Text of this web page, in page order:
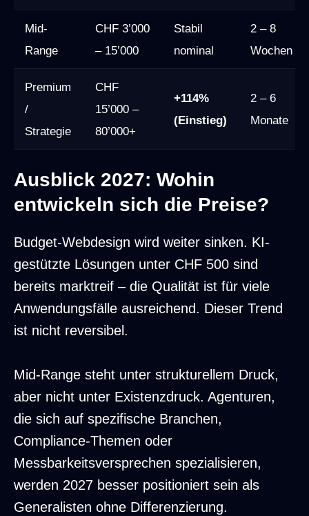
Mid-
Range
CHF 3’000
– 15’000
Stabil
nominal
2 – 8
Wochen
Premium
/
Strategie
CHF
15’000 –
80’000+
+114%
(Einstieg)
2 – 6
Monate
Ausblick 2027: Wohin
entwickeln sich die Preise?
Budget-Webdesign wird weiter sinken. KI-
gestützte Lösungen unter CHF 500 sind
bereits marktreif – die Qualität ist für viele
Anwendungsfälle ausreichend. Dieser Trend
ist nicht reversibel.
Mid-Range steht unter strukturellem Druck,
aber nicht unter Existenzdruck. Agenturen,
die sich auf spezifische Branchen,
Compliance-Themen oder
Messbarkeitsversprechen spezialisieren,
werden 2027 besser positioniert sein als
Generalisten ohne Differenzierung.